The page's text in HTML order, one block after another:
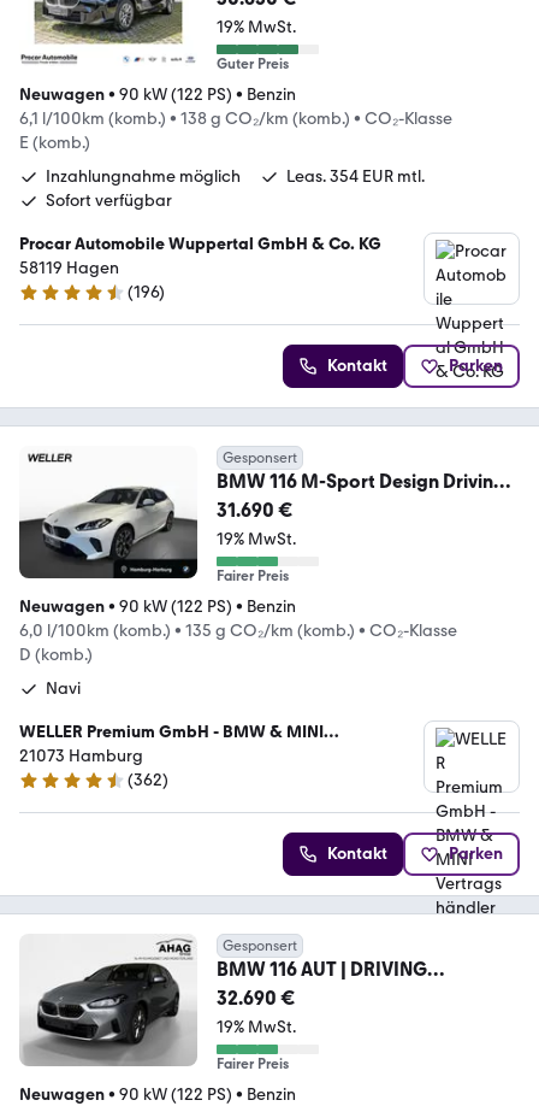
19% MwSt.
Guter Preis
Neuwagen• 90 kW (122 PS) • Benzin
6,1 l/100km (komb.) • 138 g CO₂/km (komb.) • CO₂-Klasse
E (komb.)
Inzahlungnahme möglich
Leas. 354 EUR mtl.
Sofort verfügbar
Procar Automobile Wuppertal GmbH & Co. KG
58119 Hagen
4.7 Sterne
(196)
Kontakt Parken
Gesponsert
BMW 116 M-Sport Design Driving
Assistant SH Navi LED
31.690 €
19% MwSt.
Fairer Preis
Neuwagen• 90 kW (122 PS) • Benzin
6,0 l/100km (komb.) • 135 g CO₂/km (komb.) • CO₂-Klasse
D (komb.)
Navi
WELLER Premium GmbH - BMW & MINI
Vertragshändler
21073 Hamburg
4.3 Sterne
(362)
Kontakt Parken
Gesponsert
BMW 116 AUT | DRIVING
ASSISTANT| LED
32.690 €
19% MwSt.
Fairer Preis
Neuwagen• 90 kW (122 PS) • Benzin